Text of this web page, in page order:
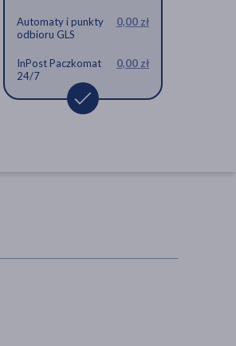
Automaty i punkty
odbioru GLS
0,00 zł
InPost Paczkomat
24/7
0,00 zł